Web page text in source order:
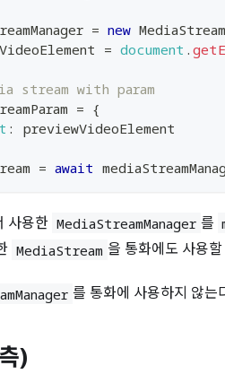
= new
= document .
stream with param
= {
:
previewVideoElement
= await
사용한 MediaStreamManager 를
MediaStream 을 통화에도 사용
를 통화에 사용하지 않는
)